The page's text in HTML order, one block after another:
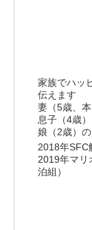
家族でハッ
伝えます
妻（5歳、本
息子（4歳）
娘（2歳）
2018年SFC
2019年マリ
泊組）